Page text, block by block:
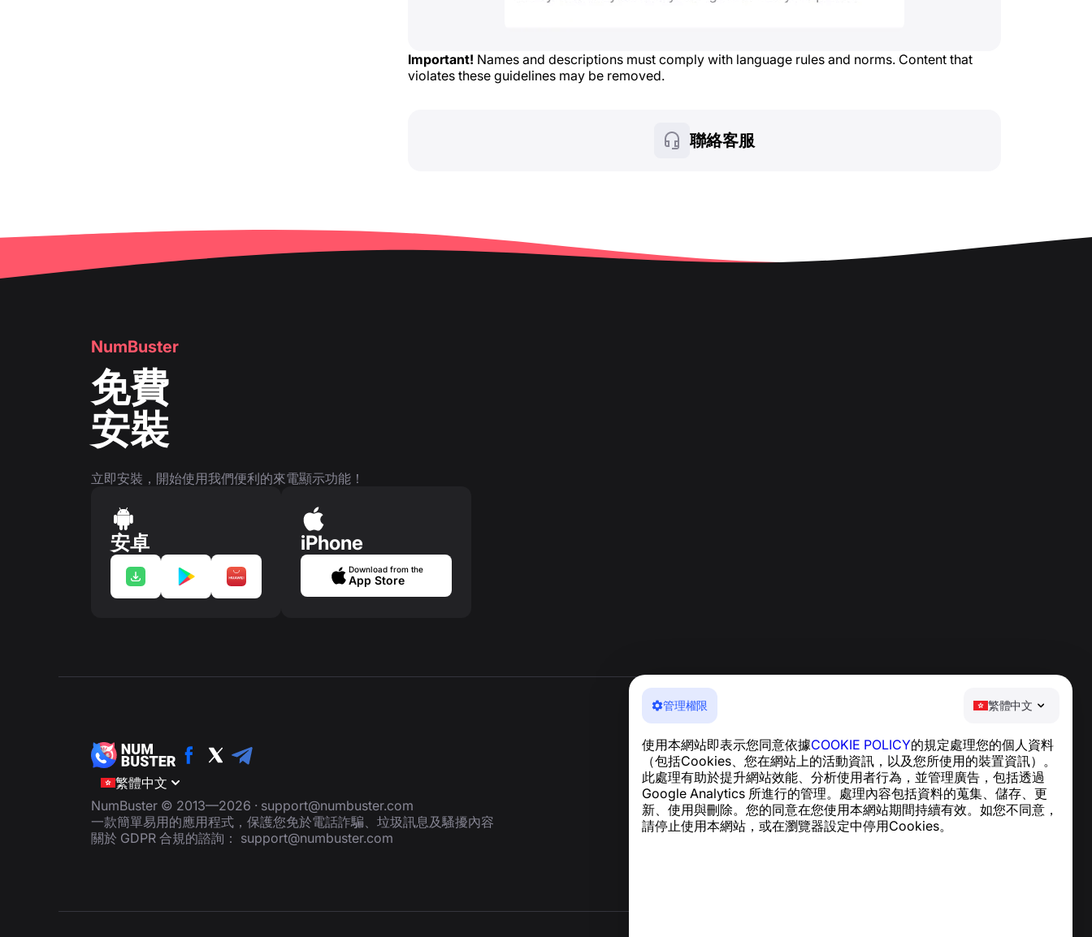
管理權限 繁體中文
使用本網站即表示您同意依據COOKIE POLICY的規定處理您的個人資料
（包括Cookies、您在網站上的活動資訊，以及您所使用的裝置資訊）。
此處理有助於提升網站效能、分析使用者行為，並管理廣告，包括透過
Google Analytics 所進行的管理。處理內容包括資料的蒐集、儲存、更
新、使用與刪除。您的同意在您使用本網站期間持續有效。如您不同意，
請停止使用本網站，或在瀏覽器設定中停用Cookies。
Important! Names and descriptions must comply with language rules and norms. Content that
violates these guidelines may be removed.
聯絡客服
NumBuster
免費
安裝
立即安裝，開始使用我們便利的來電顯示功能！
安卓 iPhone
Download from the
App Store
繁體中文
NumBuster © 2013—2026 · support@numbuster.com
一款簡單易用的應用程式，保護您免於電話詐騙、垃圾訊息及騷擾內容
關於 GDPR 合規的諮詢： support@numbuster.com
說明中心
新聞與文章
關於專案
聯絡方式